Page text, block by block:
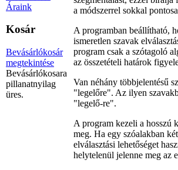
Áraink
Kosár
Bevásárlókosár
megtekintése
Bevásárlókosara
pillanatnyilag
üres.
a módszerrel sokkal
A programban beállítható,
ismeretlen szavak
program csak a szótagoló
az összetételi határok
Van néhány többjelentésű
"legelőre". Az ilyen
"legelő-re".
A program kezeli a hosszú
meg. Ha egy szóalakban
elválasztási lehetőséget
helytelenül jelenne meg az